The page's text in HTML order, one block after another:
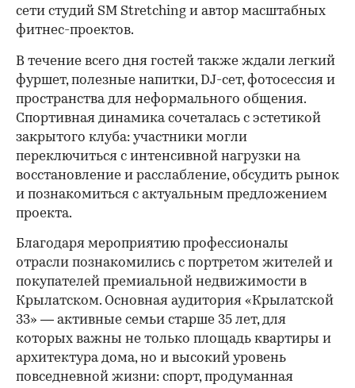
сети студий SM Stretching и автор масштабных
фитнес-проектов.
В течение всего дня гостей также ждали легкий
фуршет, полезные напитки, DJ-сет, фотосессия и
пространства для неформального общения.
Спортивная динамика сочеталась с эстетикой
закрытого клуба: участники могли
переключиться с интенсивной нагрузки на
восстановление и расслабление, обсудить рынок
и познакомиться с актуальным предложением
проекта.
Благодаря мероприятию профессионалы
отрасли познакомились с портретом жителей и
покупателей премиальной недвижимости в
Крылатском. Основная аудитория «Крылатской
33» — активные семьи старше 35 лет, для
которых важны не только площадь квартиры и
архитектура дома, но и высокий уровень
повседневной жизни: спорт, продуманная